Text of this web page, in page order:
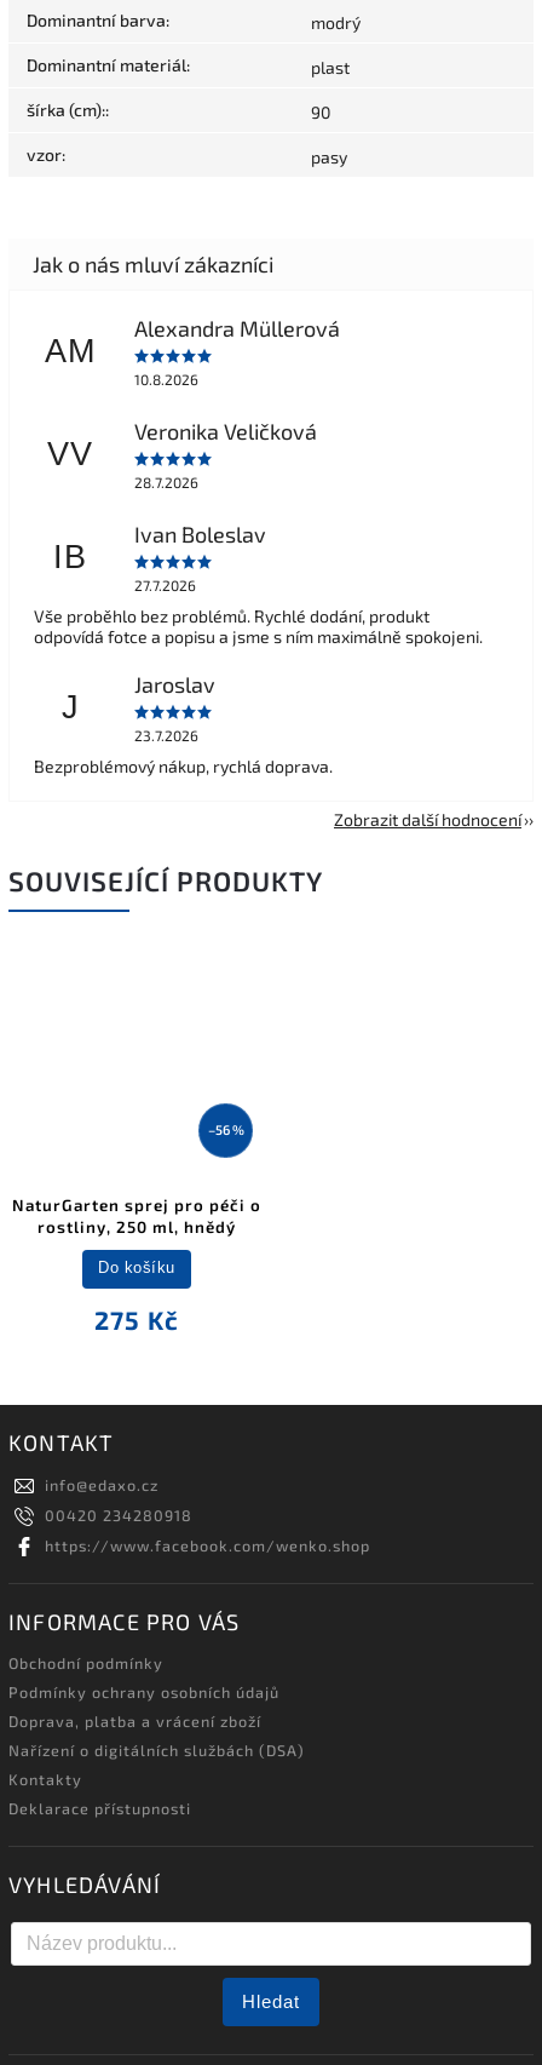
Dominantní barva: modrý
Dominantní materiál: plast
šírka (cm):: 90
vzor: pasy
AM
Alexandra Müllerová
10.8.2026
VV
Veronika Veličková
28.7.2026
IB
Ivan Boleslav
27.7.2026
Vše proběhlo bez problémů. Rychlé dodání, produkt
odpovídá fotce a popisu a jsme s ním maximálně spokojeni.
J
Jaroslav
23.7.2026
Bezproblémový nákup, rychlá doprava.
Zobrazit další hodnocení
SOUVISEJÍCÍ PRODUKTY
–56 %
NaturGarten sprej pro péči o
rostliny, 250 ml, hnědý
275 Kč
Do košíku
KONTAKT
info@edaxo.cz
00420 234280918
https://www.facebook.com/wenko.shop
INFORMACE PRO VÁS
Obchodní podmínky
Podmínky ochrany osobních údajů
Doprava, platba a vrácení zboží
Nařízení o digitálních službách (DSA)
Kontakty
Deklarace přístupnosti
VYHLEDÁVÁNÍ
Hledat